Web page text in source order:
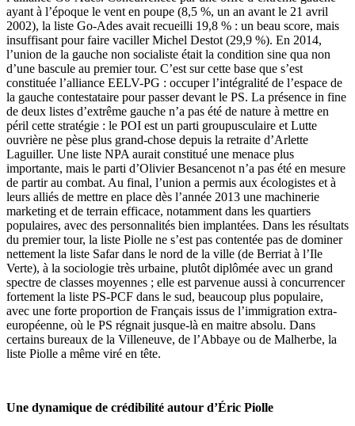
ayant à l’époque le vent en poupe (8,5 %, un an avant le 21 avril
2002), la liste Go-Ades avait recueilli 19,8 % : un beau score, mais
insuffisant pour faire vaciller Michel Destot (29,9 %). En 2014,
l’union de la gauche non socialiste était la condition sine qua non
d’une bascule au premier tour. C’est sur cette base que s’est
constituée l’alliance EELV-PG : occuper l’intégralité de l’espace de
la gauche contestataire pour passer devant le PS. La présence in fine
de deux listes d’extrême gauche n’a pas été de nature à mettre en
péril cette stratégie : le POI est un parti groupusculaire et Lutte
ouvrière ne pèse plus grand-chose depuis la retraite d’Arlette
Laguiller. Une liste NPA aurait constitué une menace plus
importante, mais le parti d’Olivier Besancenot n’a pas été en mesure
de partir au combat. Au final, l’union a permis aux écologistes et à
leurs alliés de mettre en place dès l’année 2013 une machinerie
marketing et de terrain efficace, notamment dans les quartiers
populaires, avec des personnalités bien implantées. Dans les résultats
du premier tour, la liste Piolle ne s’est pas contentée pas de dominer
nettement la liste Safar dans le nord de la ville (de Berriat à l’Ile
Verte), à la sociologie très urbaine, plutôt diplômée avec un grand
spectre de classes moyennes ; elle est parvenue aussi à concurrencer
fortement la liste PS-PCF dans le sud, beaucoup plus populaire,
avec une forte proportion de Français issus de l’immigration extra-
européenne, où le PS régnait jusque-là en maitre absolu. Dans
certains bureaux de la Villeneuve, de l’Abbaye ou de Malherbe, la
liste Piolle a même viré en tête.
Une dynamique de crédibilité autour d’Éric Piolle